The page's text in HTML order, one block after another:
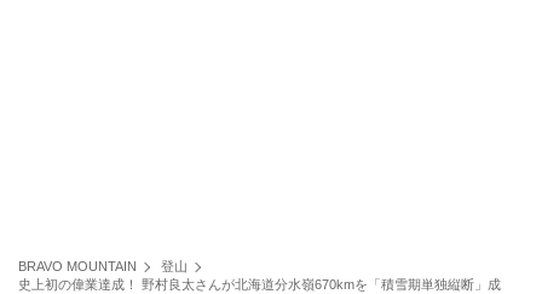
BRAVO MOUNTAIN
登山
史上初の偉業達成！ 野村良太さんが北海道分水嶺670kmを「積雪期単独縦断」成